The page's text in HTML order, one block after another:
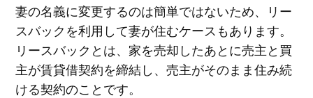
妻の名義に変更するのは簡単ではないため、リー
スバックを利用して妻が住むケースもあります。
リースバックとは、家を売却したあとに売主と買
主が賃貸借契約を締結し、売主がそのまま住み続
ける契約のことです。